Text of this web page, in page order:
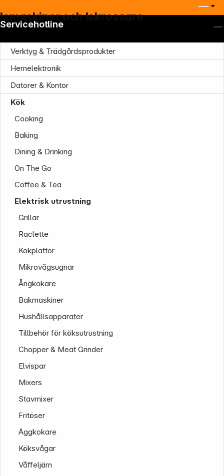
Ismaskiner och Iskrossare
Verktyg & Trädgårdsprodukter
Hemelektronik
Datorer & Kontor
Kök
Cooking
Baking
Dining & Drinking
On The Go
Coffee & Tea
Elektrisk utrustning
Grillar
Raclette
Kokplattor
Mikrovågsugnar
Ångkokare
Bakmaskiner
Hushållsapparater
Tillbehör för köksutrustning
Chopper & Meat Grinder
Elvispar
Mixers
Stavmixer
Fritöser
Äggkokare
Köksvågar
Våffeljärn
Servicehotline
Company